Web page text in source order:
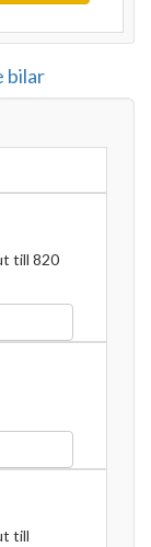
bilar
till 820
till